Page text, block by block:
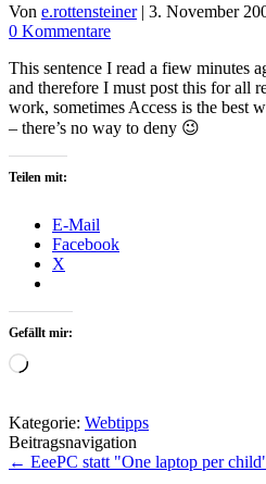
Von e.rottensteiner | 3. November
0 Kommentare
This sentence I read a fiew minutes
and therefore I must post this for all
work, sometimes Access is the best
– there’s no way to deny 😉
Teilen mit:
E-Mail
Facebook
X
Gefällt mir:
Wird
Kategorie: Webtipps
Beitragsnavigation
← EeePC statt "One laptop per